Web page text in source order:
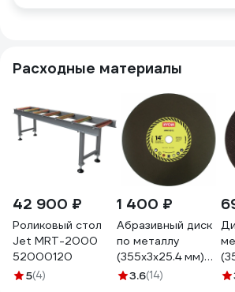
Расходные материалы
42 900 ₽
Роликовый стол
Jet MRT-2000
52000120
5(4)
1 400 ₽
Абразивный диск
по металлу
(355х3х25.4 мм)
Ryobi COSB355A1
3.6(14)